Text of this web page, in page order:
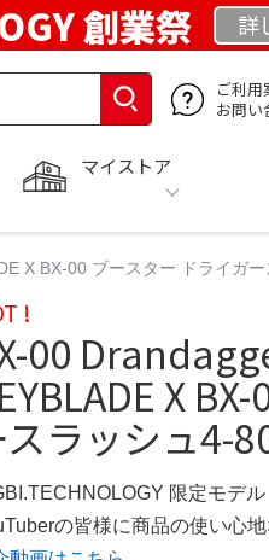
創業祭 詳
ご利用
お問い
マイストア
X BX-00 ブースター ドライガ
!
00
X
スラッシュ4-
限定モデル
の皆様に商品の使い心